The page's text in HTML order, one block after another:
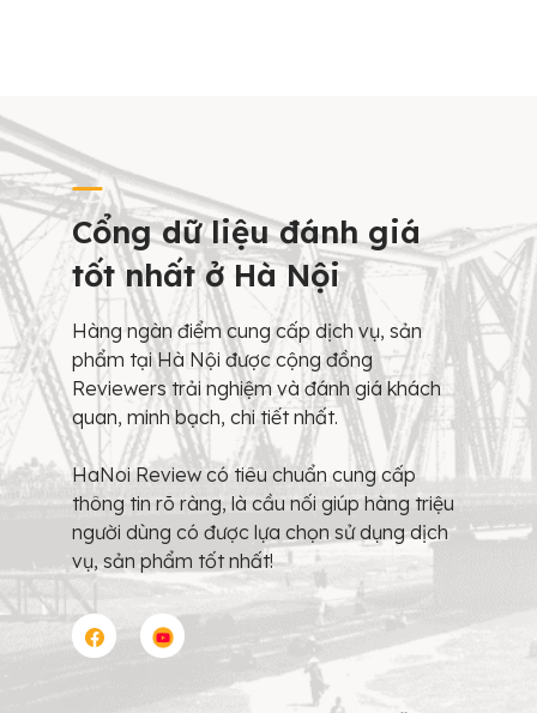
Cổng dữ liệu đánh giá
tốt nhất ở Hà Nội
Hàng ngàn điểm cung cấp dịch vụ, sản
phẩm tại Hà Nội được cộng đồng
Reviewers trải nghiệm và đánh giá khách
quan, minh bạch, chi tiết nhất.
HaNoi Review có tiêu chuẩn cung cấp
thông tin rõ ràng, là cầu nối giúp hàng triệu
người dùng có được lựa chọn sử dụng dịch
vụ, sản phẩm tốt nhất!